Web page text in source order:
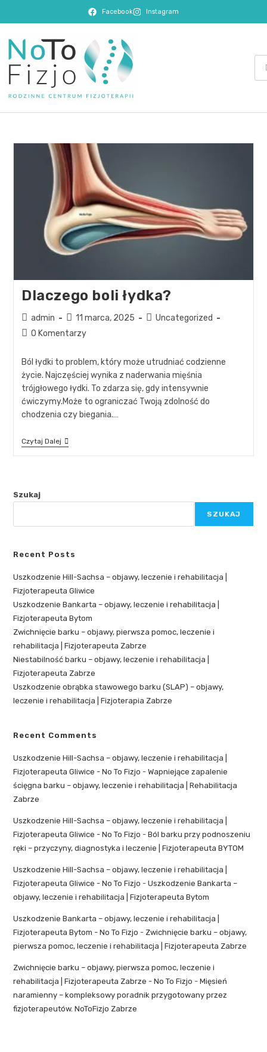
Facebook Instagram
Dlaczego boli łydka?
admin 11 marca, 2025
Uncategorized
0 Komentarzy
Ból łydki to problem, który może utrudniać codzienne
życie. Najczęściej wynika z naderwania mięśnia
trójgłowego łydki. To zdarza się, gdy intensywnie
ćwiczymy.Może to ograniczać Twoją zdolność do
chodzenia czy biegania.…
Czytaj Dalej
Szukaj
SZUKAJ
Recent Posts
Uszkodzenie Hill-Sachsa – objawy, leczenie i rehabilitacja |
Fizjoterapeuta Gliwice
Uszkodzenie Bankarta – objawy, leczenie i rehabilitacja |
Fizjoterapeuta Bytom
Zwichnięcie barku – objawy, pierwsza pomoc, leczenie i
rehabilitacja | Fizjoterapeuta Zabrze
Niestabilność barku – objawy, leczenie i rehabilitacja |
Fizjoterapeuta Zabrze
Uszkodzenie obrąbka stawowego barku (SLAP) – objawy,
leczenie i rehabilitacja | Fizjoterapia Zabrze
Recent Comments
Uszkodzenie Hill-Sachsa – objawy, leczenie i rehabilitacja |
Fizjoterapeuta Gliwice - No To Fizjo -Wapniejące zapalenie
ścięgna barku – objawy, leczenie i rehabilitacja | Rehabilitacja
Zabrze
Uszkodzenie Hill-Sachsa – objawy, leczenie i rehabilitacja |
Fizjoterapeuta Gliwice - No To Fizjo -Ból barku przy podnoszeniu
ręki – przyczyny, diagnostyka i leczenie | Fizjoterapeuta BYTOM
Uszkodzenie Hill-Sachsa – objawy, leczenie i rehabilitacja |
Fizjoterapeuta Gliwice - No To Fizjo -Uszkodzenie Bankarta –
objawy, leczenie i rehabilitacja | Fizjoterapeuta Bytom
Uszkodzenie Bankarta – objawy, leczenie i rehabilitacja |
Fizjoterapeuta Bytom - No To Fizjo - Zwichnięcie barku – objawy,
pierwsza pomoc, leczenie i rehabilitacja | Fizjoterapeuta Zabrze
Zwichnięcie barku – objawy, pierwsza pomoc, leczenie i
rehabilitacja | Fizjoterapeuta Zabrze - No To Fizjo -Mięsień
naramienny – kompleksowy poradnik przygotowany przez
fizjoterapeutów. NoToFizjo Zabrze